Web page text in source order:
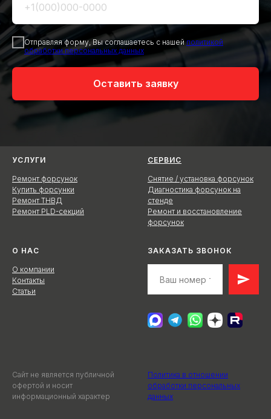
Отправляя форму, Вы соглашаетесь с нашей политикой
обработки персональных данных
Оставить заявку
УСЛУГИ
Ремонт форсунок
Купить форсунки
Ремонт ТНВД
Ремонт PLD-секций
СЕРВИС
Снятие / установка форсунок
Диагностика форсунок на
стенде
Ремонт и восстановление
форсунок
О НАС
О компании
Контакты
Статьи
ЗАКАЗАТЬ ЗВОНОК
Сайт не является публичной
офертой и носит
информационный характер
Политика в отношении
обработки персональных
данных